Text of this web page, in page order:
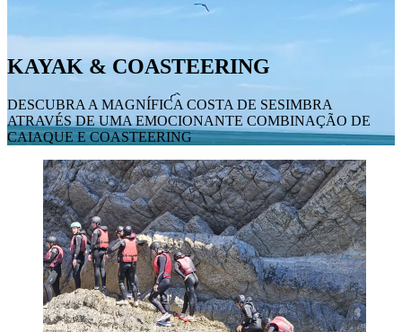
KAYAK & COASTEERING
DESCUBRA A MAGNÍFICA COSTA DE SESIMBRA
ATRAVÉS DE UMA EMOCIONANTE COMBINAÇÃO DE
CAIAQUE E COASTEERING